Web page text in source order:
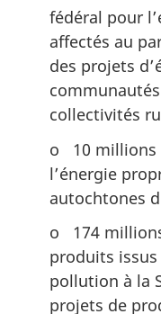
fédéral pour
affectés au
des projets
collectivités
o 10 millions
l’énergie
autochtones
o 174
produits
pollution à la
projets de